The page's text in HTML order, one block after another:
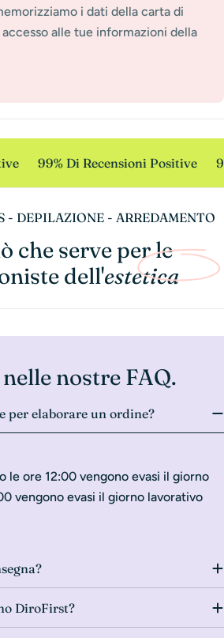
i dati della carta di
alle tue informazioni della
99% Di Recensioni Positive
- DEPILAZIONE - ARREDAMENTO
che serve per le
dell'estetica
nostre FAQ.
per elaborare un ordine?
le ore 12:00 vengono evasi il giorno
vengono evasi il giorno lavorativo
DiroFirst?